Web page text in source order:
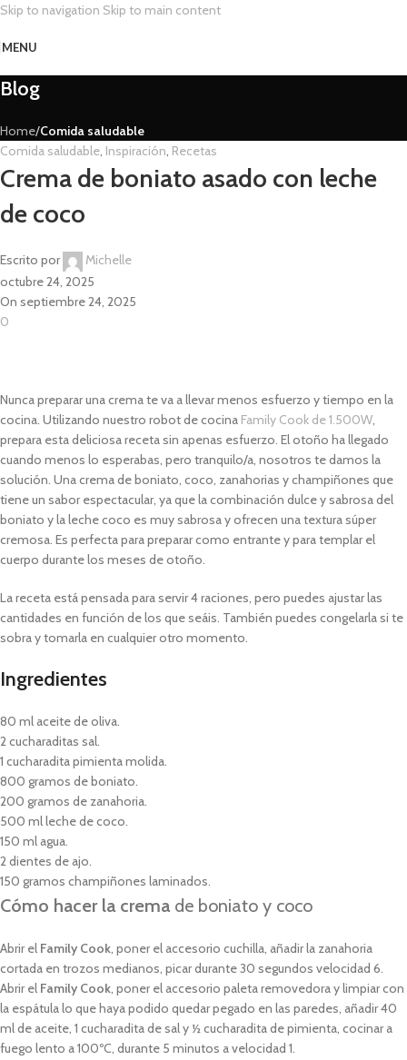
Skip to navigation Skip to main content
MENU
Blog
Home/Comida saludable
Comida saludable, Inspiración, Recetas
Crema de boniato asado con leche
de coco
Escrito por
Michelle
octubre 24, 2025
On septiembre 24, 2025
0
Nunca preparar una crema te va a llevar menos esfuerzo y tiempo en la
cocina. Utilizando nuestro robot de cocina Family Cook de 1.500W
prepara esta deliciosa receta sin apenas esfuerzo. El otoño ha llegado
cuando menos lo esperabas, pero tranquilo/a, nosotros te damos la
solución. Una crema de boniato, coco, zanahorias y champiñones que
tiene un sabor espectacular, ya que la combinación dulce y sabrosa del
boniato y la leche coco es muy sabrosa y ofrecen una textura súper
cremosa. Es perfecta para preparar como entrante y para templar el
cuerpo durante los meses de otoño.
La receta está pensada para servir 4 raciones, pero puedes ajustar las
cantidades en función de los que seáis. También puedes congelarla si te
sobra y tomarla en cualquier otro momento.
Ingredientes
80 ml aceite de oliva.
2 cucharaditas sal.
1 cucharadita pimienta molida.
800 gramos de boniato.
200 gramos de zanahoria.
500 ml leche de coco.
150 ml agua.
2 dientes de ajo.
150 gramos champiñones laminados.
Cómo hacer la crema de boniato y coco
Abrir el Family Cook , poner el accesorio cuchilla, añadir la zanahoria
cortada en trozos medianos, picar durante 30 segundos velocidad 6.
Abrir el Family Cook , poner el accesorio paleta removedora y limpiar con
la espátula lo que haya podido quedar pegado en las paredes, añadir 40
ml de aceite, 1 cucharadita de sal y ½ cucharadita de pimienta, cocinar a
fuego lento a 100ºC, durante 5 minutos a velocidad 1.